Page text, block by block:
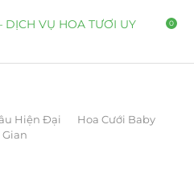
0
Hiện Đại
Hoa Cưới Baby